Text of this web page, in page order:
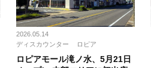
2026.05.14
ディスカウンター
ロピア
ロピアモール滝ノ水、5月21日